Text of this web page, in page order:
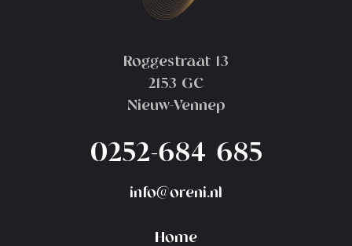
Roggestraat 13
2153 GC
Nieuw-Vennep
0252-684 685
info@oreni.nl
Home